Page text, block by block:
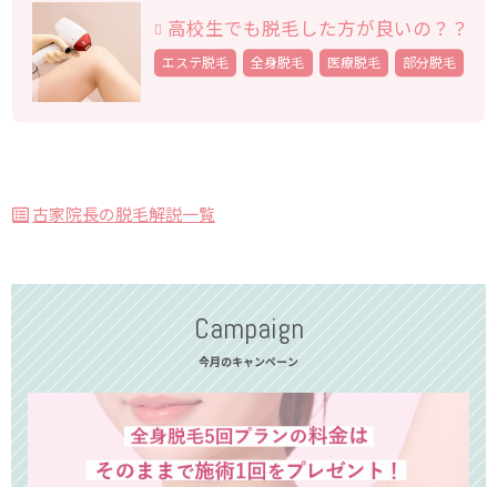
高校生でも脱毛した方が良いの？？
エステ脱毛 全身脱毛 医療脱毛 部分脱毛
古家院長の脱毛解説一覧
Campaign
今月のキャンペーン